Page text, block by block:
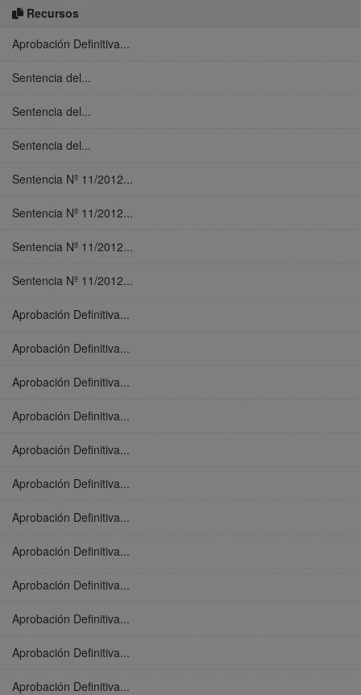
Recursos
Aprobación Definitiva...
Sentencia del...
Sentencia del...
Sentencia del...
Sentencia Nº 11/2012...
Sentencia Nº 11/2012...
Sentencia Nº 11/2012...
Sentencia Nº 11/2012...
Aprobación Definitiva...
Aprobación Definitiva...
Aprobación Definitiva...
Aprobación Definitiva...
Aprobación Definitiva...
Aprobación Definitiva...
Aprobación Definitiva...
Aprobación Definitiva...
Aprobación Definitiva...
Aprobación Definitiva...
Aprobación Definitiva...
Aprobación Definitiva...